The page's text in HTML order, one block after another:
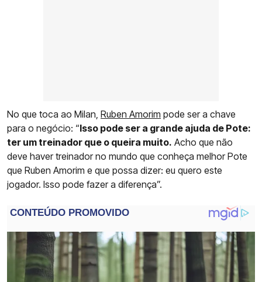
No que toca ao Milan, Ruben Amorim pode ser a chave
para o negócio: “Isso pode ser a grande ajuda de Pote:
ter um treinador que o queira muito. Acho que não
deve haver treinador no mundo que conheça melhor Pote
que Ruben Amorim e que possa dizer: eu quero este
jogador. Isso pode fazer a diferença”.